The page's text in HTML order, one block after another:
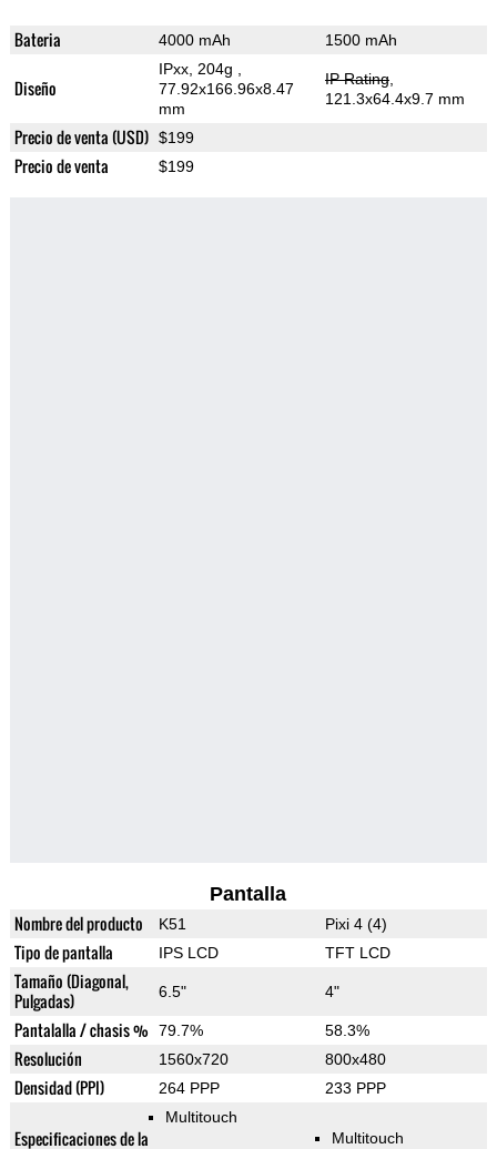
Bateria 4000 mAh 1500 mAh
Diseño
IPxx, 204g
77.92x166.96x8.47
mm
IP Rating,
121.3x64.4x9.7 mm
Precio de venta (USD) $199
Precio de venta $199
Pantalla
Nombre del producto K51 Pixi 4 (4)
Tipo de pantalla IPS LCD TFT LCD
Tamaño (Diagonal,
Pulgadas)
6.5" 4"
Pantalalla / chasis % 79.7% 58.3%
Resolución 1560x720 800x480
Densidad (PPI) 264 PPP 233 PPP
Especificaciones de la
Multitouch
Multitouch